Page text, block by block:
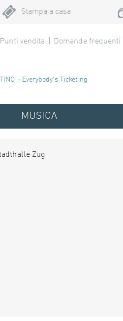
Stampa a casa
Punti vendita Domande frequenti
MUSICA